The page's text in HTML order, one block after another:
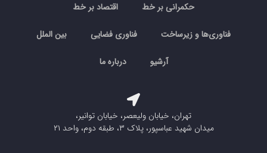
حکمرانی بر خط اقتصاد بر خط
فناوری‌ها و زیرساخت فناوری فضایی بین الملل
آرشیو درباره ما
تهران، خیابان ولیعصر، خیابان توانیر،
میدان شهید عباسپور، پلاک ۳، طبقه دوم، واحد ۲۱